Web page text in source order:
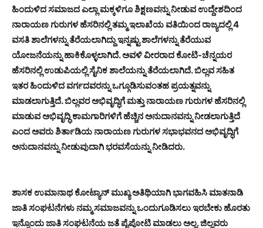
ಹಿಂದುಳಿದ ಸಮಾಜದ ಎಲ್ಲಾ ಮಕ್ಕಳಿಗೂ ಶಿಕ್ಷಣವನ್ನು ನೀಡುವ ಉದ್ದೇಶದಿಂದ
ನಾರಾಯಣ ಗುರುಗಳ ಹೆಸರಿನಲ್ಲಿ ತಮ್ಮ ಇಲಾಖೆಯ ವತಿಯಿಂದ ರಾಜ್ಯದಲ್ಲಿ 4
ವಸತಿ ಶಾಲೆಗಳನ್ನು ತೆರೆಯಲಾಗಿದ್ದು ಇನ್ನಷ್ಟು ಶಾಲೆಗಳನ್ನು ತೆರೆಯುವ
ಯೋಜನೆಯನ್ನು ಹಾಕಿಕೊಳ್ಳಲಾಗಿದೆ. ಅವಳಿ ವೀರರಾದ ಕೋಟಿ-ಚೆನ್ನಯರ
ಹೆಸರಿನಲ್ಲಿ ಉಡುಪಿಯಲ್ಲಿ ಸೈನಿಕ ಶಾಲೆಯನ್ನು ತೆರೆಯಲಾಗಿದೆ. ಬಿಲ್ಲವ ಸಹಿತ
ಇತರ ಹಿಂದುಳಿದ ವರ್ಗದವರನ್ನು ಒಗ್ಗೂಡಿಸುವಂತಹ ಪ್ರಯತ್ನವನ್ನು
ಮಾಡಲಾಗುತ್ತಿದೆ. ಬಿಲ್ಲವರ ಅಭಿವೃದ್ಧಿಗೆ ಮತ್ತು ನಾರಾಯಣ ಗುರುಗಳ ಹೆಸರಿನಲ್ಲಿ
ಮಾಡುವ ಅಭಿವೃದ್ಧಿ ಕಾಮಗಾರಿಗಳಿಗೆ ಹೆಚ್ಚಿನ ಅನುದಾನವನ್ನು ನೀಡಲಾಗುತ್ತಿದೆ
ಎಂದ ಅವರು ಶಿರ್ತಾಡಿಯ ನಾರಾಯಣ ಗುರುಗಳ ಸಭಾಭವನದ ಅಭಿವೃದ್ಧಿಗೆ
ಅನುದಾನವನ್ನು ನೀಡುವುದಾಗಿ ಭರವಸೆಯನ್ನು ನೀಡಿದರು.
ಶಾಸಕ ಉಮಾನಾಥ ಕೋಟ್ಯಾನ್ ಮುಖ್ಯ ಅತಿಥಿಯಾಗಿ ಭಾಗವಹಿಸಿ ಮಾತನಾಡಿ
ಜಾತಿ ಸಂಘಟನೆಗಳು ನಮ್ಮ ಸಮಾಜವನ್ನು ಒಂದುಗೂಡಿಸಲು ಇರಬೇಕು ಹೊರತು
ಇನ್ನೊಂದು ಜಾತಿ ಸಂಘಟನೆಯ ಜತೆ ಪೈಪೋಟಿ ಮಾಡಲು ಅಲ್ಲ. ಜಿಲ್ಲವರು